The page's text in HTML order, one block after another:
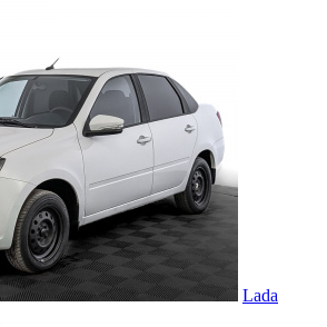
Lada